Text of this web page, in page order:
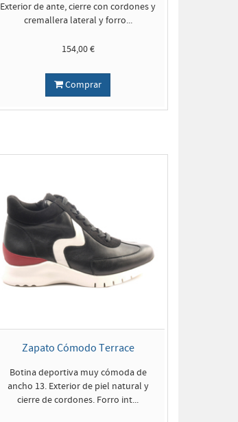
Exterior de ante, cierre con cordones y
cremallera lateral y forro...
154,00 €
Comprar
Zapato Cómodo Terrace
Botina deportiva muy cómoda de
ancho 13. Exterior de piel natural y
cierre de cordones. Forro int...